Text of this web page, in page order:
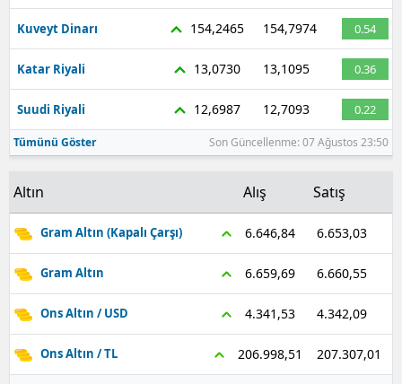
Malatya
Manisa
Kahramanmaraş
Mardin
Muğla
Nevşehir
Niğde
Rize
Sakarya
Kuveyt Dinarı 154,2465 154,7974 0.54
Katar Riyali 13,0730 13,1095 0.36
Suudi Riyali 12,6987 12,7093 0.22
Tümünü Göster Son Güncellenme: 07 Ağustos 23:50
Altın Alış Satış
Gram Altın (Kapalı Çarşı) 6.646,84 6.653,03
Gram Altın 6.659,69 6.660,55
Ons Altın / USD 4.341,53 4.342,09
Ons Altın / TL 206.998,51 207.307,01